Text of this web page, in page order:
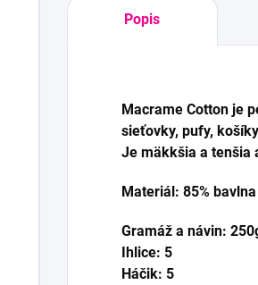
Popis
Macrame Cotton je
sieťovky, pufy,
Je mäkkšia a tenšia
Materiál: 85%
Gramáž a návin:
Ihlice: 5
Háčik: 5